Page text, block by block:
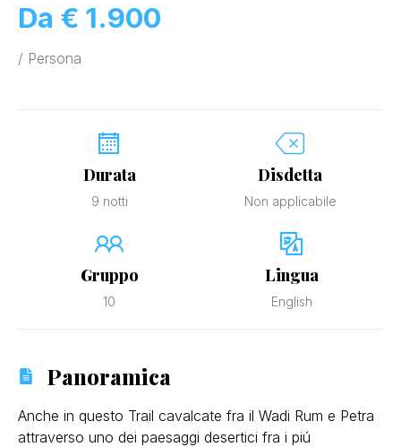
Da € 1.900
/ Persona
Durata
9 notti
Disdetta
Non applicabile
Gruppo
10
Lingua
English
Panoramica
Anche in questo Trail cavalcate fra il Wadi Rum e Petra
attraverso uno dei paesaggi desertici fra i piú